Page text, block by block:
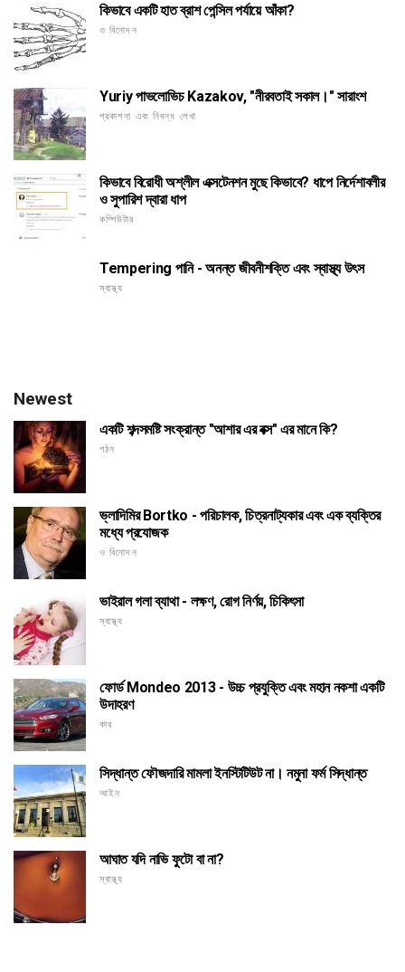
কিভাবে একটি হাত ব্রাশ পেন্সিল পর্যায়ে আঁকা?
ও বিনোদন
Yuriy পাভলোভিচ Kazakov, "নীরবতাই সকাল।" সারাংশ
প্রকাশনা এবং নিবন্ধ লেখা
কিভাবে বিরোধী অশ্লীল এক্সটেনশন মুছে কিভাবে? ধাপে নির্দেশাবলীর
ও সুপারিশ দ্বারা ধাপ
কম্পিউটার
Tempering পানি - অনন্ত জীবনীশক্তি এবং স্বাস্থ্য উৎস
স্বাস্থ্য
Newest
একটি শব্দসমষ্টি সংক্রান্ত "আশার এর বক্স" এর মানে কি?
গঠন
ভ্লাদিমির Bortko - পরিচালক, চিত্রনাট্যকার এবং এক ব্যক্তির
মধ্যে প্রযোজক
ও বিনোদন
ভাইরাল গলা ব্যাথা - লক্ষণ, রোগ নির্ণয়, চিকিৎসা
স্বাস্থ্য
ফোর্ড Mondeo 2013 - উচ্চ প্রযুক্তি এবং মহান নকশা একটি
উদাহরণ
কার
সিদ্ধান্ত ফৌজদারি মামলা ইনস্টিটিউট না। নমুনা ফর্ম সিদ্ধান্ত
আইন
আঘাত যদি নাভি ফুটো বা না?
স্বাস্থ্য